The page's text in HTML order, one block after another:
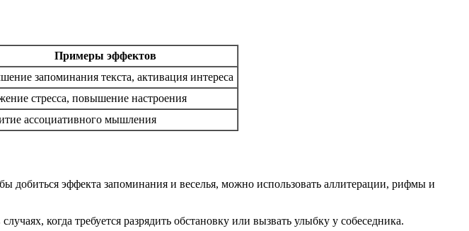
Примеры эффектов
запоминания текста, активация интереса
стресса, повышение настроения
ассоциативного мышления
добиться эффекта запоминания и веселья, можно использовать аллитерации, рифмы и
когда требуется разрядить обстановку или вызвать улыбку у собеседника.